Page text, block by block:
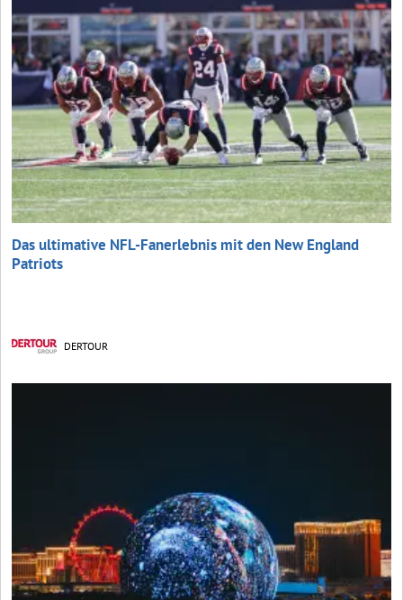
Das ultimative NFL-Fanerlebnis mit den New England
Patriots
DERTOUR